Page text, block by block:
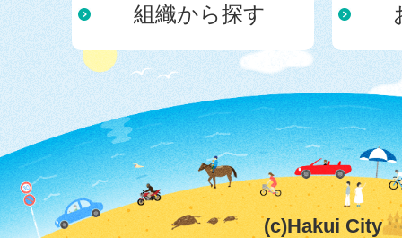
組織から探す
(c)Hakui City